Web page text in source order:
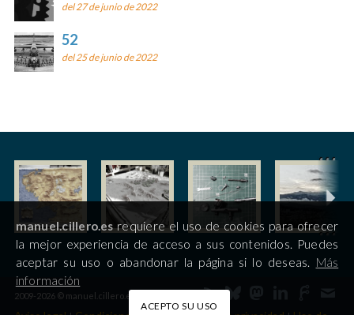
del 27 de junio de 2022
52
del 25 de junio de 2022
2009-2026 © manuel.cillero.es
manuel.cillero.esrequiere el uso de cookies para ofrecer
la mejor experiencia de acceso a sus contenidos. Puedes
aceptar su uso o abandonar la página si lo deseas. Más
información
ACEPTO SU USO